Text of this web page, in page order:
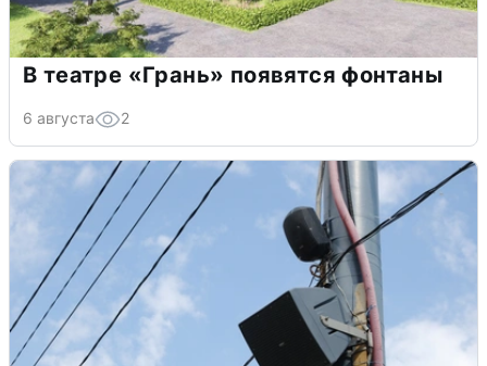
В театре «Грань» появятся фонтаны
6 августа 2